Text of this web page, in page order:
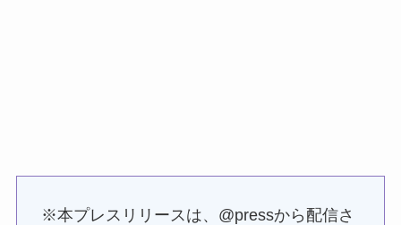
※本プレスリリースは、@pressから配信さ